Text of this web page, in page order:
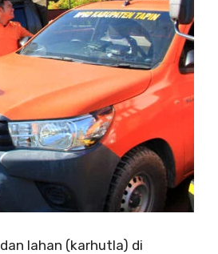
lahan (karhutla) di